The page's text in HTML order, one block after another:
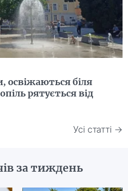
освіжаються біля
рятується від
Усі статті →
за тиждень